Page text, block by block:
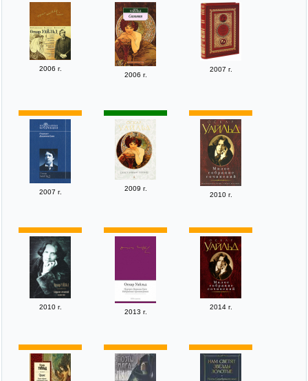
2006 г.
2006 г.
2007 г.
2007 г.
2009 г.
2010 г.
2010 г.
2013 г.
2014 г.